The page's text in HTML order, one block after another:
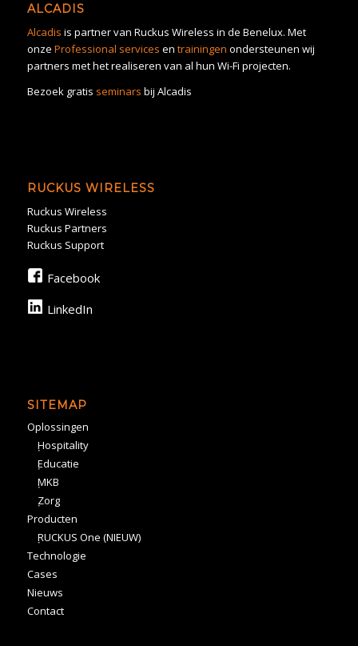
ALCADIS
Alcadis is partner van Ruckus Wireless in de Benelux. Met
onze Professional services en trainingen ondersteunen wij
partners met het realiseren van al hun Wi-Fi projecten.
Bezoek gratis seminars bij Alcadis
RUCKUS WIRELESS
Ruckus Wireless
Ruckus Partners
Ruckus Support
Facebook
LinkedIn
SITEMAP
Oplossingen
Hospitality
Educatie
MKB
Zorg
Producten
RUCKUS One (NIEUW)
Technologie
Cases
Nieuws
Contact